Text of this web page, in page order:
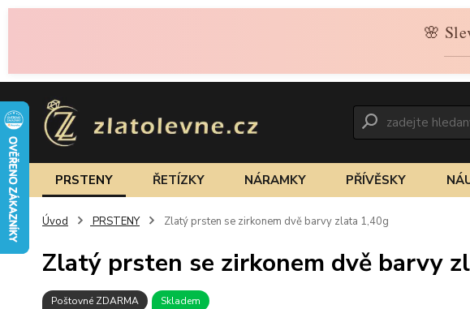
🌸
PRSTENY ŘETÍZKY NÁRAMKY PŘÍVĚSKY
Úvod PRSTENY Zlatý prsten se zirkonem dvě barvy zlata 1,40g
Zlatý prsten se zirkonem dvě barvy
Poštovné ZDARMA Skladem